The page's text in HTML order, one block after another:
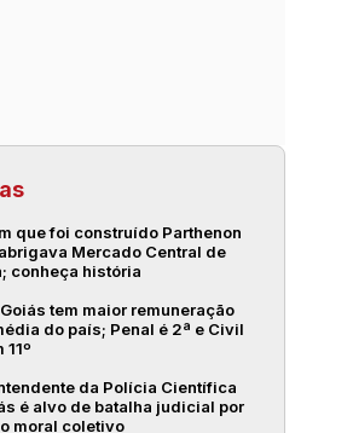
que foi construído Parthenon
Mercado Central de
conheça história
tem maior remuneração
do país; Penal é 2ª e Civil
da Polícia Científica
é alvo de batalha judicial por
moral coletivo